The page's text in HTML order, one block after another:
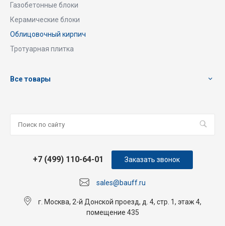
Газобетонные блоки
Керамические блоки
Облицовочный кирпич
Тротуарная плитка
Все товары
sales@bauff.ru
+7 (499) 110-64-01
г. Москва, 2-й Донской проезд, д. 4, стр. 1, этаж 4,
помещение 435
Заказать звонок